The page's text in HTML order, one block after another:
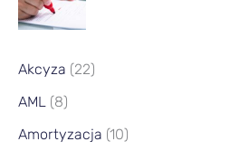
Akcyza (22)
AML (8)
Amortyzacja (10)